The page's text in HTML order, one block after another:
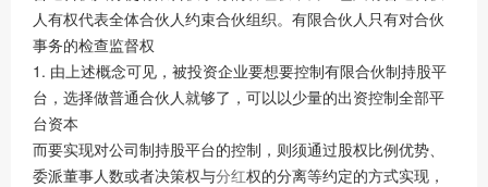
人有权代表全体合伙人约束合伙组织。有限合伙人只有对合伙
事务的检查监督权
1. 由上述概念可见，被投资企业要想要控制有限合伙制持股平
台，选择做普通合伙人就够了，可以以少量的出资控制全部平
台资本
而要实现对公司制持股平台的控制，则须通过股权比例优势、
委派董事人数或者决策权与分红权的分离等约定的方式实现，